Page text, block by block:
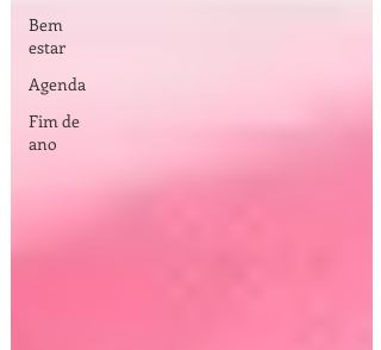
Bem
estar
Agenda
Fim de
ano